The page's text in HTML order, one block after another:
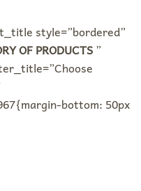
style=”bordered”
OF PRODUCTS”
bottom: 50px